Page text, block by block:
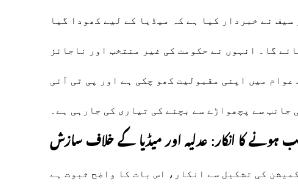
نے خبردار کیا ہے کہ میڈیا کے لیے کھودا گیا
گا۔ انہوں نے حکومت کی غیر منتخب اور ناجائز
میں اپنی مقبولیت کھو چکی ہے اور پی ٹی آئی
جانب سے پچھواڑے سے بچنے کی تیاری کی جارہی ہے۔
ہونے کا انکار: عدلیہ اور میڈیا کے خلاف سازش
کی تشکیل سے انکار، اس بات کا واضح ثبوت ہے